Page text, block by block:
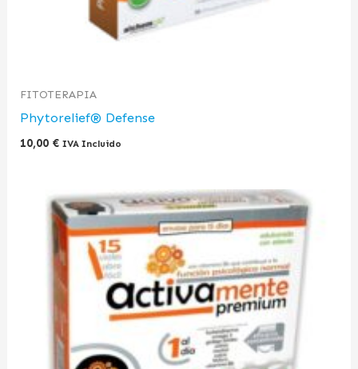
FITOTERAPIA
Phytorelief® Defense
10,00 € IVA Incluido